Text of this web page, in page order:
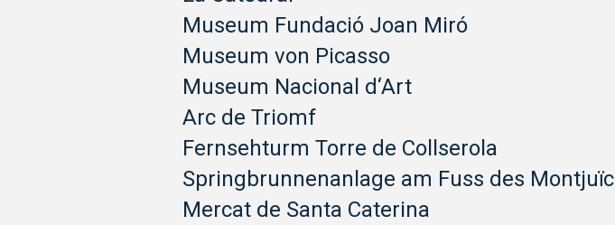
Museum Fundació Joan Miró
Museum von Picasso
Museum Nacional d‘Art
Arc de Triomf
Fernsehturm Torre de Collserola
Springbrunnenanlage am Fuss des Montjuïc
Mercat de Santa Caterina